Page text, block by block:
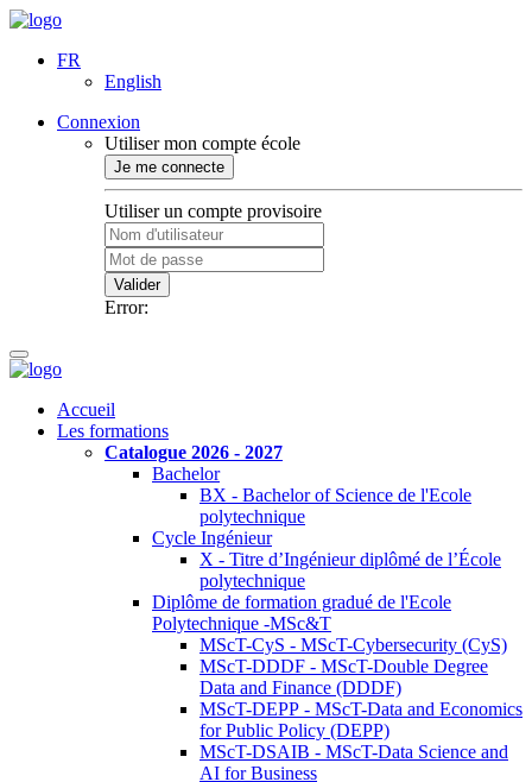
FR
English
Connexion
Utiliser mon compte école
Je me connecte
Utiliser un compte provisoire
Valider
Error:
Accueil
Les formations
Catalogue 2026 - 2027
Bachelor
BX - Bachelor of Science de l'Ecole
polytechnique
Cycle Ingénieur
X - Titre d’Ingénieur diplômé de l’École
polytechnique
Diplôme de formation gradué de l'Ecole
Polytechnique -MSc&T
MScT-CyS - MScT-Cybersecurity (CyS)
MScT-DDDF - MScT-Double Degree
Data and Finance (DDDF)
MScT-DEPP - MScT-Data and Economics
for Public Policy (DEPP)
MScT-DSAIB - MScT-Data Science and
AI for Business